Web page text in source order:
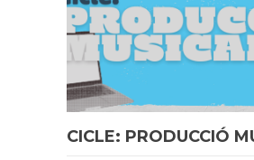
CICLE: PRODUCCIÓ